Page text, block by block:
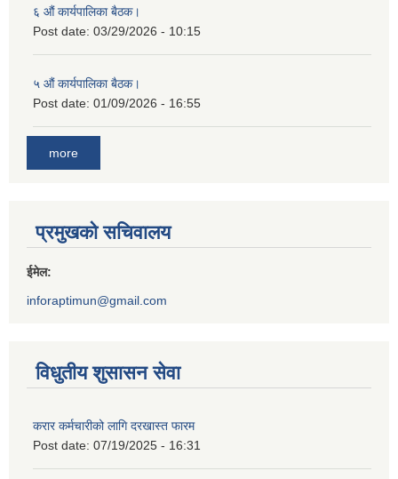
६ औं कार्यपालिका बैठक।
Post date: 03/29/2026 - 10:15
५ औं कार्यपालिका बैठक।
Post date: 01/09/2026 - 16:55
more
प्रमुखको सचिवालय
ईमेल:
inforaptimun@gmail.com
विधुतीय शुसासन सेवा
करार कर्मचारीको लागि दरखास्त फारम
Post date: 07/19/2025 - 16:31